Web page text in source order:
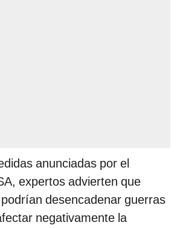
anunciadas por el
expertos advierten que
desencadenar guerras
negativamente la